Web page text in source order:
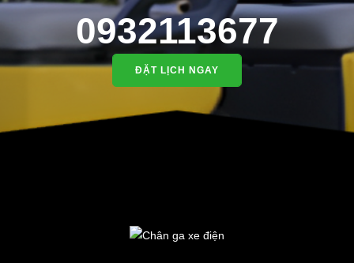
0932113677
ĐẶT LỊCH NGAY